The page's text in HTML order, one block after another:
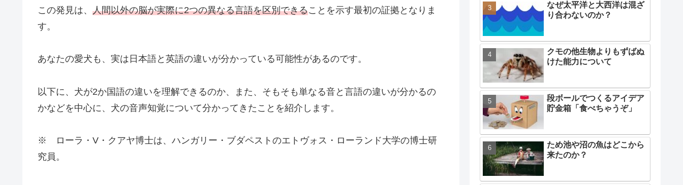
この発見は、 人間以外の脳が実際に2つの異なる言語を区別できることを示す最初の証拠となりま
す。
あなたの愛犬も、実は日本語と英語の違いが分かっている可能性があるのです。
以下に、犬が2か国語の違いを理解できるのか、また、そもそも単なる音と言語の違いが分かるの
かなどを中心に、犬の音声知覚について分かってきたことを紹介します。
※ ローラ・V・クアヤ博士は、ハンガリー・ブダペストのエトヴォス・ローランド大学の博士研
究員。
なぜ太平洋と大西洋は混ざ
り合わないのか？
クモの他生物よりもずばぬ
けた能力について
段ボールでつくるアイデア
貯金箱「食べちゃうぞ」
ため池や沼の魚はどこから
来たのか？